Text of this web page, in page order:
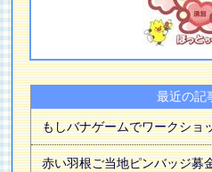
最近の記
もしバナゲームでワークショ
赤い羽根ご当地ピンバッジ募